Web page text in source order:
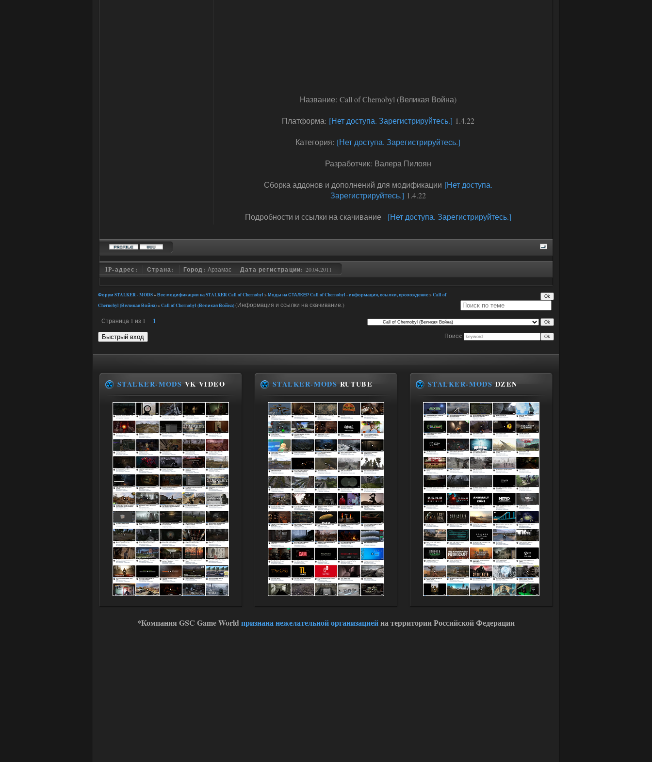
Название: Call of Chernobyl (Великая Война)
Платформа: [Нет доступа. Зарегистрируйтесь.] 1.4.22
Категория: [Нет доступа. Зарегистрируйтесь.]
Разработчик: Валера Пилоян
Сборка аддонов и дополнений для модификации [Нет доступа.
Зарегистрируйтесь.] 1.4.22
Подробности и ссылки на скачивание - [Нет доступа. Зарегистрируйтесь.]
IP-адрес: Страна: Город:Арзамас Дата регистрации: 20.04.2011
Форум STALKER - MODS» Все модификации на STALKER Call of Chernobyl » Моды на СТАЛКЕР Call of Chernobyl - информация, ссылки, прохождение» Call of
Chernobyl (Великая Война)» Call of Chernobyl (Великая Война)(Информация и ссылки на скачивание.)
Страница 1 из 1 1
Поиск:
STALKER-MODS VK VIDEO STALKER-MODS RUTUBE STALKER-MODS DZEN
*Компания GSC Game Worldпризнана нежелательной организациейна территории Российской Федерации